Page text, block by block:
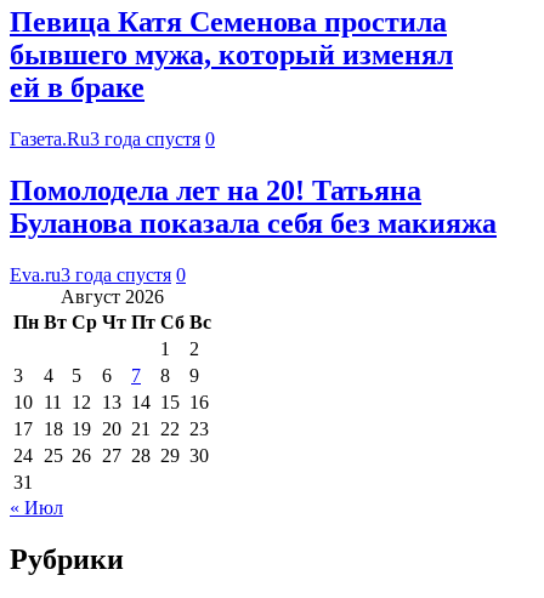
Певица Катя Семенова простила
бывшего мужа, который изменял
ей в браке
Газета.Ru3 года спустя 0
Помолодела лет на 20! Татьяна
Буланова показала себя без макияжа
Eva.ru3 года спустя 0
Август 2026
Пн Вт Ср Чт Пт Сб Вс
1
2
3
4 5 6 7 8
9
10 11 12 13 14 15 16
17 18 19 20 21 22 23
24 25 26 27 28 29 30
31
« Июл
Рубрики